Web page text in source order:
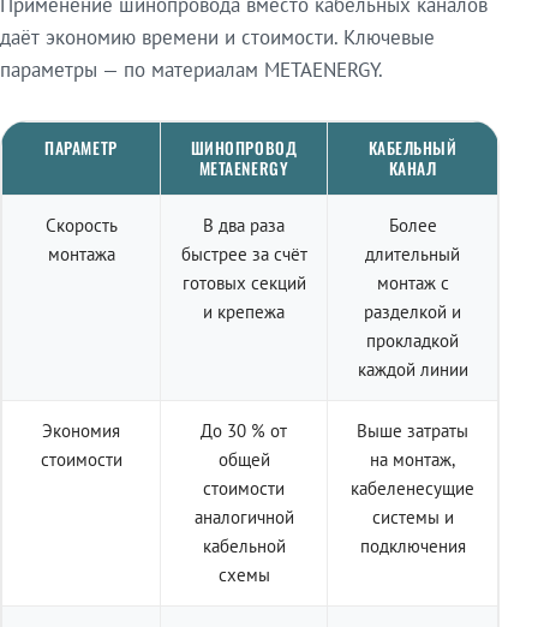
даёт экономию времени и стоимости. Ключевые
параметры — по материалам METAENERGY.
ПАРАМЕТР
ШИНОПРОВОД
METAENERGY
КАБЕЛЬНЫЙ
КАНАЛ
Скорость
монтажа
В два раза
быстрее за счёт
готовых секций
и крепежа
Более
длительный
монтаж с
разделкой и
прокладкой
каждой линии
Экономия
стоимости
До 30 % от
общей
стоимости
аналогичной
кабельной
схемы
Выше затраты
на монтаж,
кабеленесущие
системы и
подключения